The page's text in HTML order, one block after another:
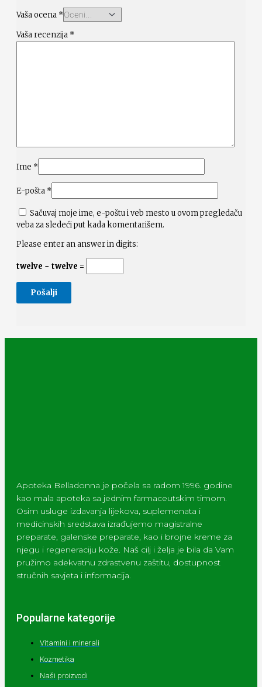
Vaša ocena *
Vaša recenzija *
Ime *
E-pošta *
Sačuvaj moje ime, e-poštu i veb mesto u ovom pregledaču
veba za sledeći put kada komentarišem.
Please enter an answer in digits:
twelve − twelve =
Apoteka Belladonna je počela sa radom 1996. godine
kao mala apoteka sa jednim farmaceutskim timom.
Osim usluge izdavanja lijekova, suplemenata i
medicinskih sredstava izrađujemo magistralne
preparate, galenske preparate, kao i brojne kreme za
njegu i regeneraciju kože. Naš cilj i želja je bila da Vam
pružimo adekvatnu zdrastvenu zaštitu, dostupnost
stručnih savjeta i informacija.
Popularne kategorije
Vitamini i minerali
Kozmetika
Naši proizvodi